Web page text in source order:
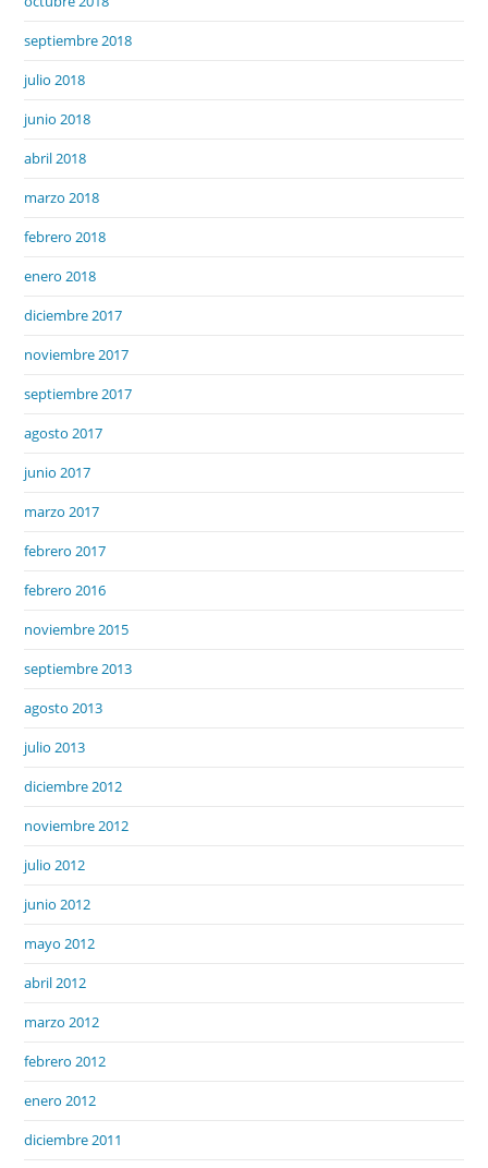
septiembre 2018
julio 2018
junio 2018
abril 2018
marzo 2018
febrero 2018
enero 2018
diciembre 2017
noviembre 2017
septiembre 2017
agosto 2017
junio 2017
marzo 2017
febrero 2017
febrero 2016
noviembre 2015
septiembre 2013
agosto 2013
julio 2013
diciembre 2012
noviembre 2012
julio 2012
junio 2012
mayo 2012
abril 2012
marzo 2012
febrero 2012
enero 2012
diciembre 2011